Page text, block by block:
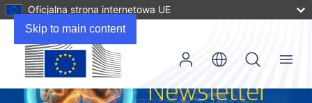
Skip to main content
Oficjalna strona internetowa UE
otworzy
Menu